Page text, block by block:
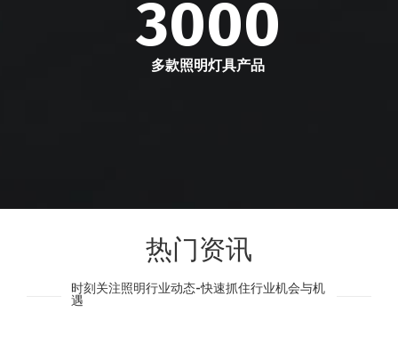
3000
多款照明灯具产品
热门资讯
时刻关注照明行业动态-快速抓住行业机会与机
遇